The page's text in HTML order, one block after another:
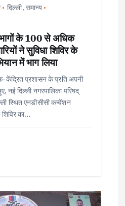
दिल्ली,समान्य
के 100 से अधिक
ने सुविधा शिविर के
में भाग लिया
केंद्रित प्रशासन के प्रति अपनी
नई दिल्ली नगरपालिका परिषद्
स्थित एनडीसीसी कन्वेंशन
का…